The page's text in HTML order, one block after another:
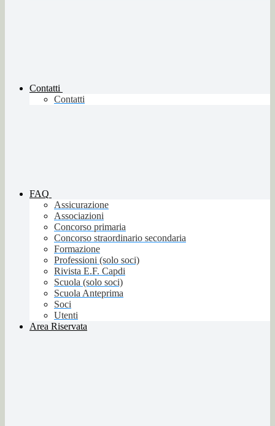
Contatti
Contatti
FAQ
Assicurazione
Associazioni
Concorso primaria
Concorso straordinario secondaria
Formazione
Professioni (solo soci)
Rivista E.F. Capdi
Scuola (solo soci)
Scuola Anteprima
Soci
Utenti
Area Riservata